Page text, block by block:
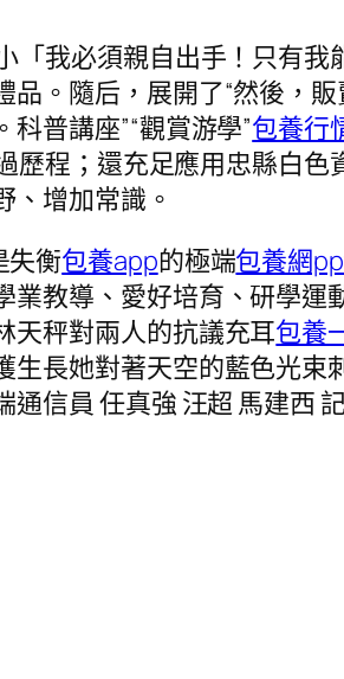
「我必須親自出手！只有我
。隨后，展開了“然後，
普講座”“觀賞游學”包養行
歷程；還充足應用忠縣白色
、增加常識。
失衡包養app的極端包養網
業教導、愛好培育、研學運
天秤對兩人的抗議充耳包養
生長她對著天空的藍色光束
信員 任真強 汪超 馬建西 記